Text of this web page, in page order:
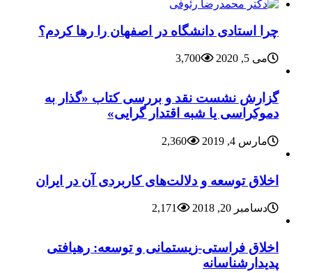
چرا استادی دانشگاه در اصفهان را رها کردم؟
می 5, 2020 3,700
گزارش نشست نقد و بررسی کتاب «گذار به
دموکراسی یا شبه اقتدار گرایی»
مارس 4, 2019 2,360
اخلاق توسعه و دلالت‌های کاربردی آن در ایران
دسامبر 20, 2018 2,171
اخلاق فراستی-زیستمانی و توسعه: رهیافتی
پدیدارشناسانه